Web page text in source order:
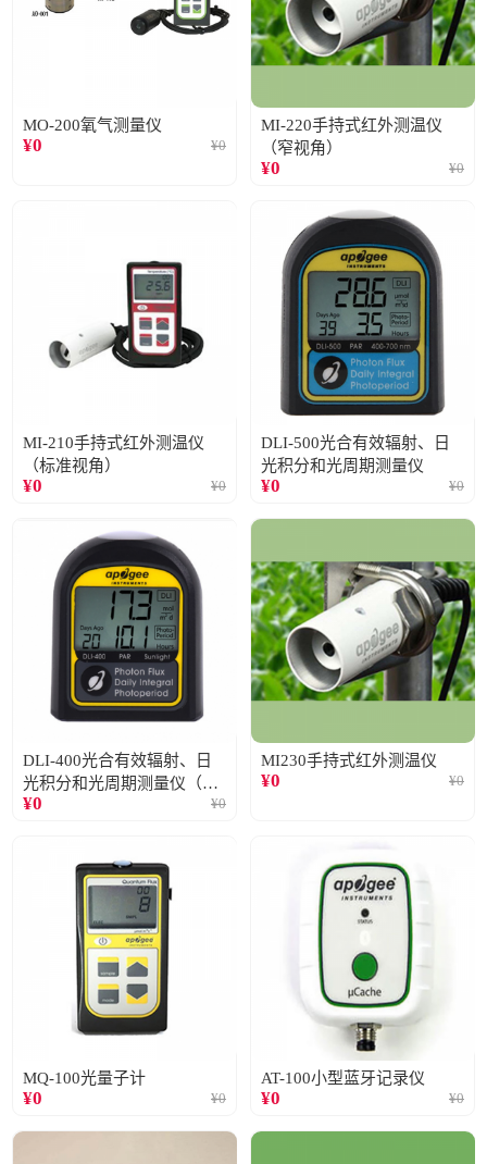
MO-200氧气测量仪
¥0 ¥0
MI-220手持式红外测温仪
（窄视角）
¥0 ¥0
MI-210手持式红外测温仪
（标准视角）
¥0 ¥0
DLI-500光合有效辐射、日
光积分和光周期测量仪
¥0 ¥0
DLI-400光合有效辐射、日
光积分和光周期测量仪（仅
阳光）
¥0 ¥0
MI230手持式红外测温仪
¥0 ¥0
MQ-100光量子计
¥0 ¥0
AT-100小型蓝牙记录仪
¥0 ¥0